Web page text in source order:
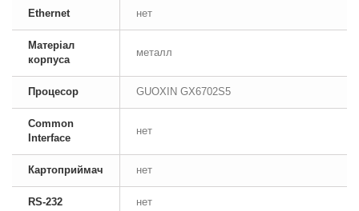
Ethernet нет
Матеріал
корпуса
металл
Процесор GUOXIN GX6702S5
Common
Interface
нет
Картоприймач нет
RS-232 нет